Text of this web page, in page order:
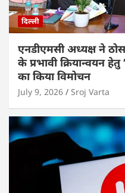
दिल्ली
एनडीएमसी अध्यक्ष ने
के प्रभावी क्रियान्वयन
का किया विमोचन
July 9, 2026 Sroj Varta